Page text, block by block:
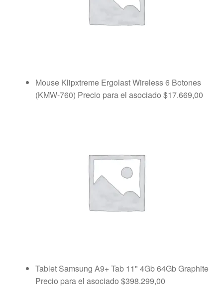
Mouse Klipxtreme Ergolast Wireless 6 Botones
(KMW-760) Precio para el asociado $17.669,00
Tablet Samsung A9+ Tab 11" 4Gb 64Gb Graphite
Precio para el asociado $398.299,00